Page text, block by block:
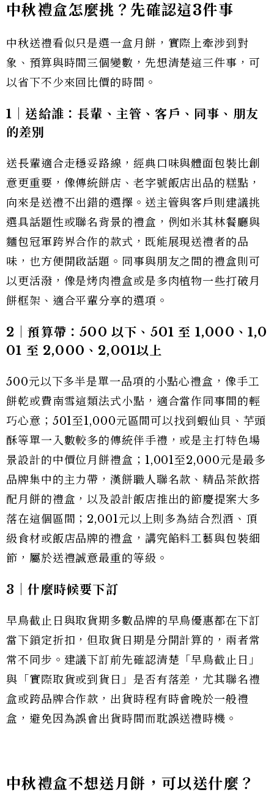
中秋禮盒怎麼挑？先確認這3件事
中秋送禮看似只是選一盒月餅，實際上牽涉到對
象、預算與時間三個變數，先想清楚這三件事，可
以省下不少來回比價的時間。
1｜送給誰：長輩、主管、客戶、同事、朋友
的差別
送長輩適合走穩妥路線，經典口味與體面包裝比創
意更重要，像傳統餅店、老字號飯店出品的糕點，
向來是送禮不出錯的選擇。送主管與客戶則建議挑
選具話題性或聯名背景的禮盒，例如米其林餐廳與
麵包冠軍跨界合作的款式，既能展現送禮者的品
味，也方便開啟話題。同事與朋友之間的禮盒則可
以更活潑，像是烤肉禮盒或是多肉植物一些打破月
餅框架、適合平輩分享的選項。
2｜預算帶：500 以下、501 至 1,000、1,0
01 至 2,000、2,001以上
500元以下多半是單一品項的小點心禮盒，像手工
餅乾或費南雪這類法式小點，適合當作同事間的輕
巧心意；501至1,000元區間可以找到蝦仙貝、芋頭
酥等單一入數較多的傳統伴手禮，或是主打特色場
景設計的中價位月餅禮盒；1,001至2,000元是最多
品牌集中的主力帶，漢餅職人聯名款、精品茶飲搭
配月餅的禮盒，以及設計飯店推出的節慶提案大多
落在這個區間；2,001元以上則多為結合烈酒、頂
級食材或飯店品牌的禮盒，講究餡料工藝與包裝細
節，屬於送禮誠意最重的等級。
3｜什麼時候要下訂
早鳥截止日與取貨期多數品牌的早鳥優惠都在下訂
當下鎖定折扣，但取貨日期是分開計算的，兩者常
常不同步。建議下訂前先確認清楚「早鳥截止日」
與「實際取貨或到貨日」是否有落差，尤其聯名禮
盒或跨品牌合作款，出貨時程有時會晚於一般禮
盒，避免因為誤會出貨時間而耽誤送禮時機。
中秋禮盒不想送月餅，可以送什麼？